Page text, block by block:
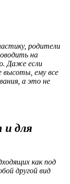
родители
на
Даже если
высоты, ему все
а это не
и для
как под
другой вид